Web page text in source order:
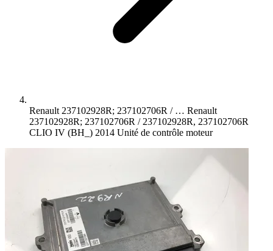
Renault 237102928R; 237102706R / … Renault
237102928R; 237102706R / 237102928R, 237102706R
CLIO IV (BH_) 2014 Unité de contrôle moteur